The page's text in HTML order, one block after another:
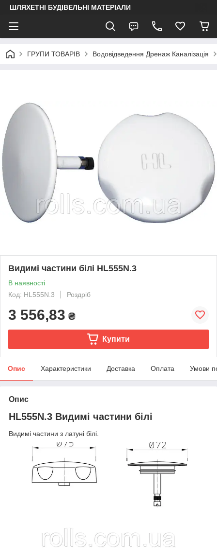
ШЛЯХЕТНІ БУДІВЕЛЬНІ МАТЕРІАЛИ
ГРУПИ ТОВАРІВ Водовідведення Дренаж Каналізація
Видимі частини білі HL555N.3
В наявності
Код: HL555N.3
Роздріб
3 556,83 ₴
Купити
Опис Характеристики Доставка Оплата Умови
Опис
HL555N.3 Видимі частини білі
Видимі частини з латуні білі.